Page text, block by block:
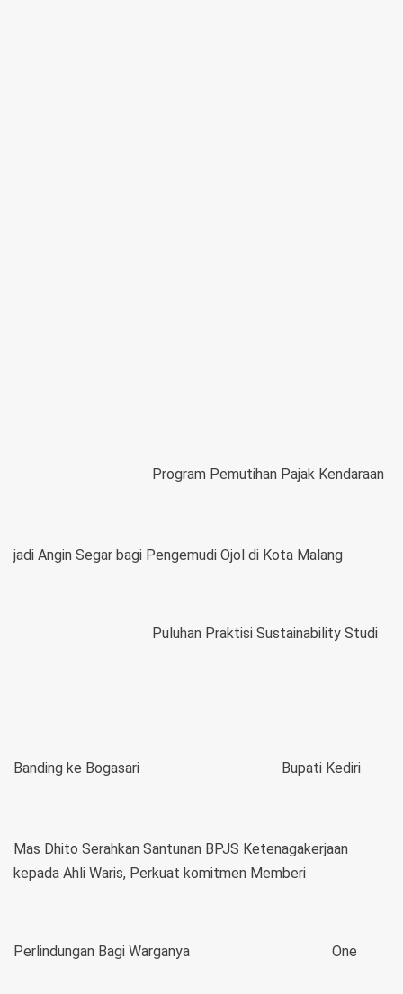
Program Pemutihan Pajak Kendaraan
jadi Angin Segar bagi Pengemudi Ojol di Kota Malang
Puluhan Praktisi Sustainability Studi
Banding ke Bogasari Bupati Kediri
Mas Dhito Serahkan Santunan BPJS Ketenagakerjaan
kepada Ahli Waris, Perkuat komitmen Memberi
Perlindungan Bagi Warganya One